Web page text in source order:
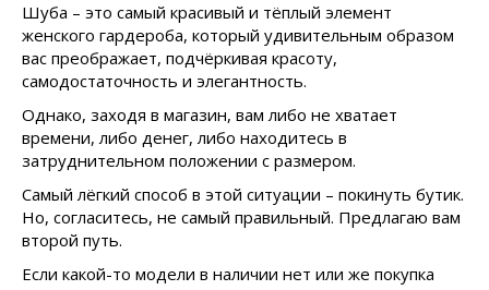
Шуба – это самый красивый и тёплый элемент
женского гардероба, который удивительным образом
вас преображает, подчёркивая красоту,
самодостаточность и элегантность.
Однако, заходя в магазин, вам либо не хватает
времени, либо денег, либо находитесь в
затруднительном положении с размером.
Самый лёгкий способ в этой ситуации – покинуть бутик.
Но, согласитесь, не самый правильный. Предлагаю вам
второй путь.
Если какой-то модели в наличии нет или же покупка